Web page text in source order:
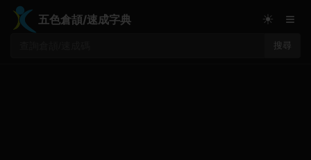
五色倉頡/速成字典
搜尋
☀ ≡